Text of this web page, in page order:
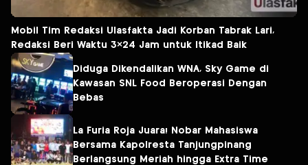
Mobil Tim Redaksi Ulasfakta Jadi Korban Tabrak Lari,
Redaksi Beri Waktu 3×24 Jam untuk Itikad Baik
Diduga Dikendalikan WNA, Sky Game di
Kawasan SNL Food Beroperasi Dengan
Bebas
La Furia Roja Juara! Nobar Mahasiswa
Bersama Kapolresta Tanjungpinang
Berlangsung Meriah hingga Extra Time